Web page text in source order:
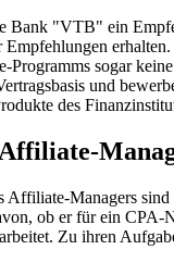
Bank "VTB" ein
Programms sogar
und
des
Affiliate-Managers
ob er für ein CPA-
Zu ihren